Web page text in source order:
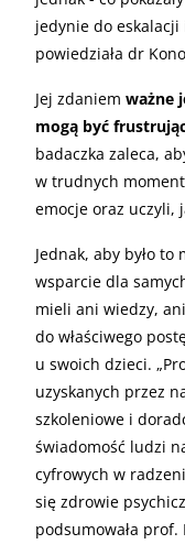
jedynie do
powiedziała dr
Jej zdaniem ważne
mogą być
badaczka zaleca,
w trudnych
emocje oraz uczyli,
Jednak, aby było
wsparcie dla
mieli ani wiedzy,
do właściwego
u swoich dzieci.
uzyskanych przez
szkoleniowe i
świadomość ludzi
cyfrowych w
się zdrowie
podsumowała prof.